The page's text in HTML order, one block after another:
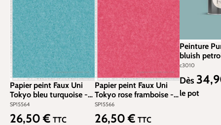
Papier peint Faux Uni
Tokyo bleu turquoise -
Metropolitan Stories 2
d'AS Création | Réf.
SP15564
SP15564
Prix régulier :
26,50 € TTC
Papier peint Faux Uni
Tokyo rose framboise -
Metropolitan Stories 2
d'AS Création | Réf.
SP15566
SP15566
Prix régulier :
26,50 € TTC
Peinture
bluish
c3010
Prix
Dès
le pot